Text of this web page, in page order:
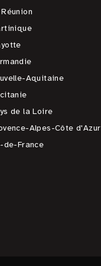
Aquitaine
de la Loire
Alpes-Côte d'Azur
de-France